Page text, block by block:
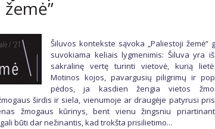
Šiluvos kontekste sąvoka „Paliestoji žemė“
suvokiama keliais lygmenimis: Šiluva yra
sakralinę vertę turinti vietovė, kurią
Motinos kojos, pavargusių piligrimų ir
pėdos, ja kasdien žengia vietos
širdis ir siela, vienumoje ar draugėje patyrusi
žmogaus kūrinys, bent vienu žingsniu
būti dar nežinantis, kad trokšta prisilietimo...